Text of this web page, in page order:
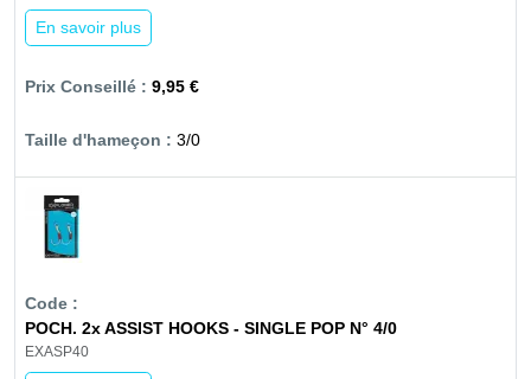
En savoir plus
9,95 €
3/0
POCH. 2x ASSIST HOOKS - SINGLE POP N° 4/0
EXASP40